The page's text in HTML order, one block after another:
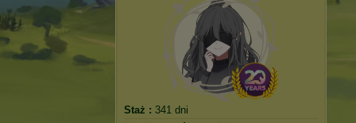
Staż : 341 dni